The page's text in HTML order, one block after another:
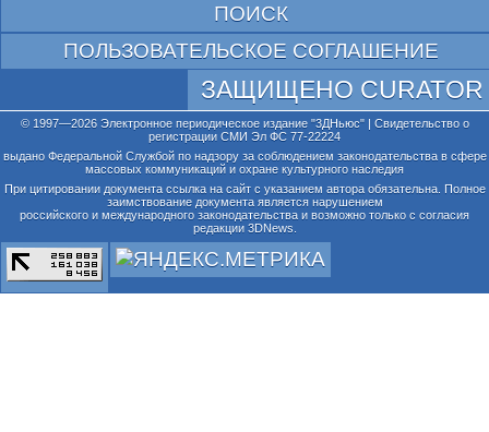
ПОИСК
ПОЛЬЗОВАТЕЛЬСКОЕ СОГЛАШЕНИЕ
ЗАЩИЩЕНО CURATOR
© 1997—2026 Электронное периодическое издание "3ДНьюс" | Свидетельство о
регистрации СМИ Эл ФС 77-22224
выдано Федеральной Службой по надзору за соблюдением законодательства в сфере
массовых коммуникаций и охране культурного наследия
При цитировании документа ссылка на сайт с указанием автора обязательна. Полное
заимствование документа является нарушением
российского и международного законодательства и возможно только с согласия
редакции 3DNews.